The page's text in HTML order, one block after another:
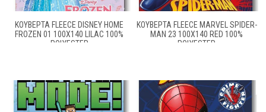
ΚΟΥΒΈΡΤΑ FLEECE DISNEY HOME
FROZEN 01 100X140 LILAC 100%
POLYESTER
ΚΟΥΒΈΡΤΑ FLEECE MARVEL SPIDER-
MAN 23 100X140 RED 100%
POLYESTER